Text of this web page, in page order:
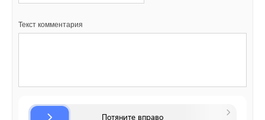
Текст комментария